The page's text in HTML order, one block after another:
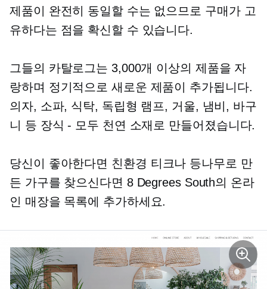
제품이 완전히 동일할 수는 없으므로 구매가 고
유하다는 점을 확신할 수 있습니다.
그들의 카탈로그는 3,000개 이상의 제품을 자
랑하며 정기적으로 새로운 제품이 추가됩니다.
의자, 소파, 식탁, 독립형 램프, 거울, 냄비, 바구
니 등 장식 - 모두 천연 소재로 만들어졌습니다.
당신이 좋아한다면 친환경 티크나 등나무로 만
든 가구를 찾으신다면 8 Degrees South의 온라
인 매장을 목록에 추가하세요.